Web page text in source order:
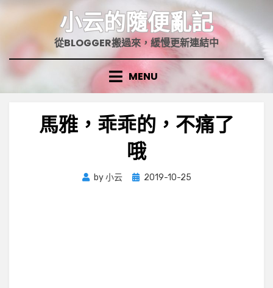
小云的隨便亂記
從BLOGGER搬過來，緩慢更新連結中
MENU
馬雅，乖乖的，不痛了
哦
by小云
Posted
2019-10-25